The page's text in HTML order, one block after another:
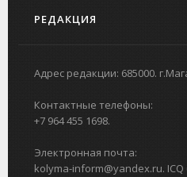
РЕДАКЦИЯ
Адрес редакции: 685000.
Контактные телефоны:
+7 964 455 1698.
Электронная почта:
kolyma-inform@yandex.ru. ICQ